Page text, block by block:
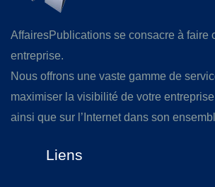
AffairesPublications se consacre à faire
entreprise.
Nous offrons une vaste gamme de
maximiser la visibilité de votre
ainsi que sur l’Internet dans son
Liens